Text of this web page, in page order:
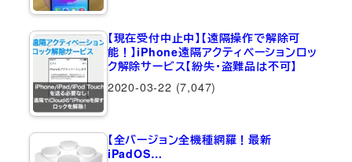
【現在受付中止中】【遠隔操作で解除可
能！】iPhone遠隔アクティベーションロッ
ク解除サービス【紛失・盗難品は不可】
2020-03-22 (7,047)
【全バージョン全機種網羅！最新
iPadOS…